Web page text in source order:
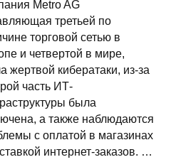
Metro AG
третьей по
торговой сетью в
и четвертой в мире,
жертвой кибератаки, из-за
часть ИТ-
была
а также наблюдаются
с оплатой в магазинах
интернет-заказов. …